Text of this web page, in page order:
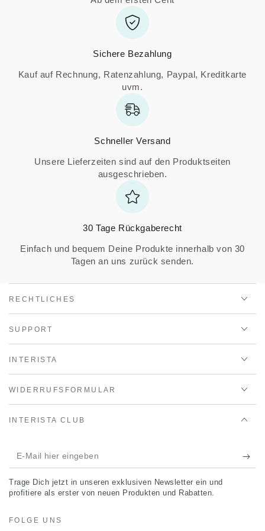
Sichere Bezahlung
Kauf auf Rechnung, Ratenzahlung, Paypal, Kreditkarte
uvm.
Schneller Versand
Unsere Lieferzeiten sind auf den Produktseiten
ausgeschrieben.
30 Tage Rückgaberecht
Einfach und bequem Deine Produkte innerhalb von 30
Tagen an uns zurück senden.
RECHTLICHES
SUPPORT
INTERISTA
WIDERRUFSFORMULAR
INTERISTA CLUB
E-
Mail
hier
Trage Dich jetzt in unseren exklusiven Newsletter ein und
profitiere als erster von neuen Produkten und Rabatten.
FOLGE UNS